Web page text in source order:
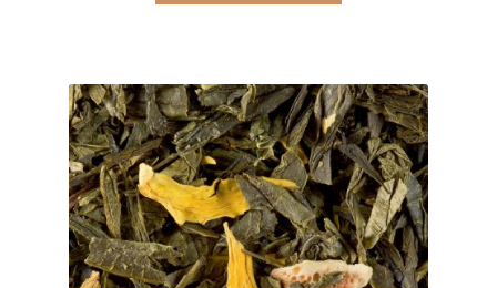
Doudous à broder
Sacs et cartables à broder
Epicerie fine
Aide culinaire